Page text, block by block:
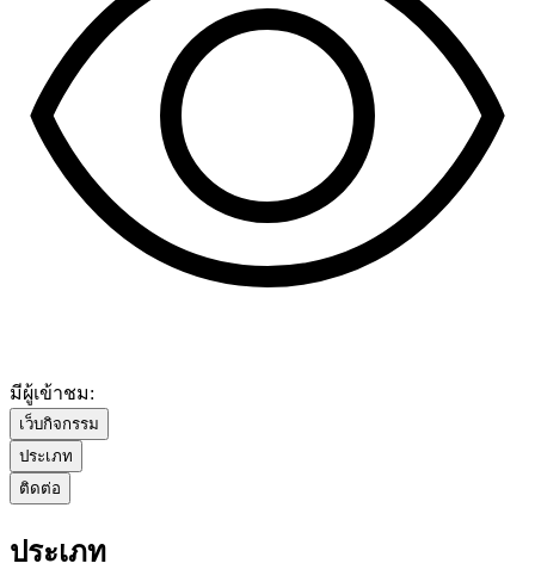
มีผู้เข้าชม:
เว็บกิจกรรม
ประเภท
ติดต่อ
ประเภท